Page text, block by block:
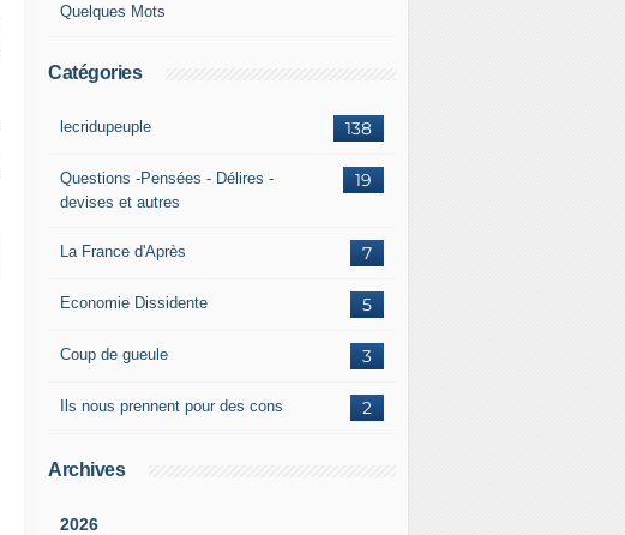
Quelques Mots
Catégories
138
lecridupeuple
19
Questions -Pensées - Délires -
devises et autres
7
La France d'Après
5
Economie Dissidente
3
Coup de gueule
2
Ils nous prennent pour des cons
Archives
2026